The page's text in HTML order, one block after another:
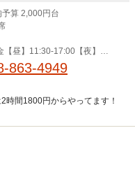
予算 2,000円台
【昼】11:30-17:00【夜】17:
（金は-翌1:00）/土・祝前 1
863-4949
時間1800円からやってます！